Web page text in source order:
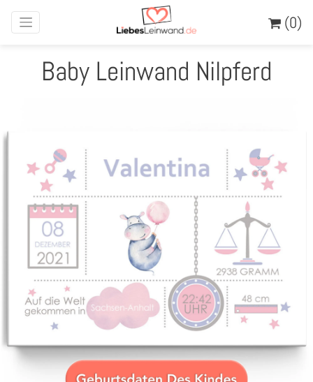
(0)
Baby Leinwand Nilpferd